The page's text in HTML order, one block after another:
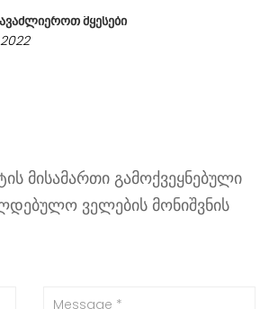
მყესები
მისამართი გამოქვეყნებული
ველების მონიშვნის